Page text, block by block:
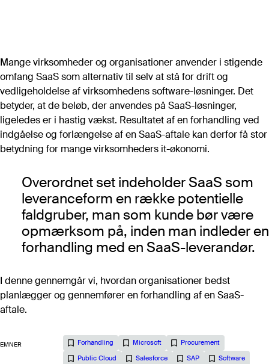
Det store markedsoverblik 2026
Forhandling af Microsoft-aftale
Digital suverænitet i et juridisk perspektiv
Digital plan B: Software
Public cloud IaaS – prissammenligning
Vurdering af bemandingsbehov i it-afdelingen
Vigtige software-kontraktvilkår
Se flere
Værktøjer
Vurdering af bemandingsbehov
Bilagspakke til D17
IT-kontoplan
Template til forhandlingsstrategi
Dataark/aftaleark
Mange virksomheder og organisationer anvender i stigende
omfang SaaS som alternativ til selv at stå for drift og
vedligeholdelse af virksomhedens software-løsninger. Det
betyder, at de beløb, der anvendes på SaaS-løsninger,
ligeledes er i hastig vækst. Resultatet af en forhandling ved
indgåelse og forlængelse af en SaaS-aftale kan derfor få stor
betydning for mange virksomheders it-økonomi.
Overordnet set indeholder SaaS som
leveranceform en række potentielle
faldgruber, man som kunde bør være
opmærksom på, inden man indleder en
forhandling med en SaaS-leverandør.
I denne gennemgår vi, hvordan organisationer bedst
planlægger og gennemfører en forhandling af en SaaS-
aftale.
EMNER Forhandling Microsoft
Procurement
Public Cloud
Salesforce SAP Software